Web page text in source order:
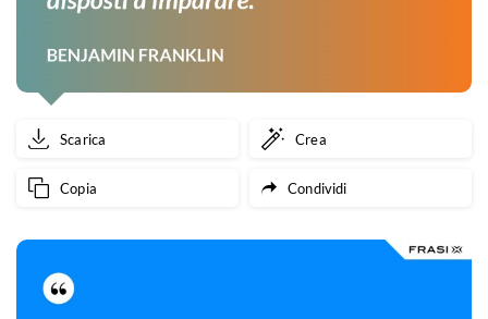
Scarica Crea
Copia Condividi